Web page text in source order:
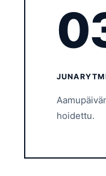
hoidettu.